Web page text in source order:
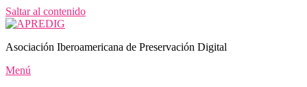
Saltar al contenido
Asociación Iberoamericana de Preservación Digital
Menú